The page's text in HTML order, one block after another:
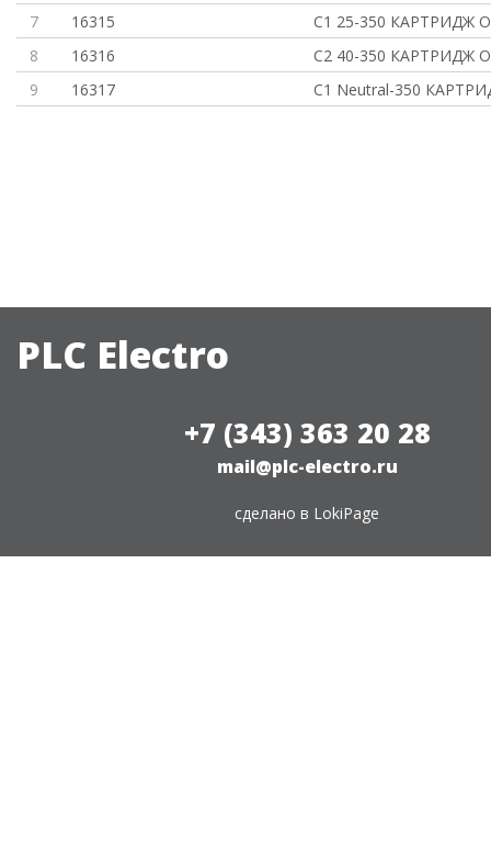
7
16315
C1 25-350 КАРТРИДЖ
8
16316
C2 40-350 КАРТРИДЖ
9
16317 C1 Neutral-350
PLC Electro
+7 (343) 363 20 28
mail@plc-electro.ru
сделано в LokiPage